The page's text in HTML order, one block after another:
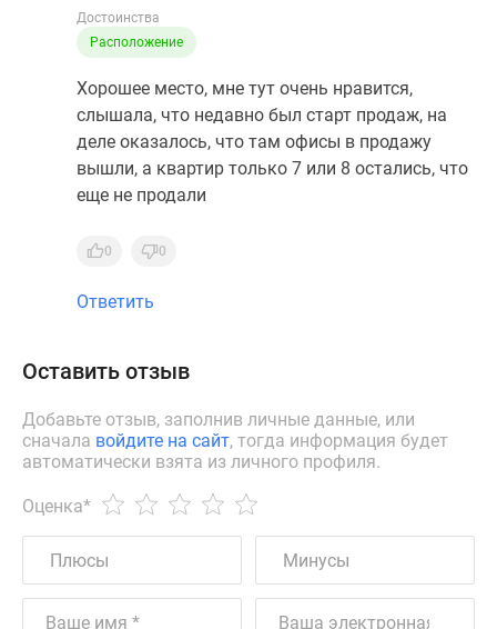
Достоинства
Расположение
Хорошее место, мне тут очень нравится,
слышала, что недавно был старт продаж, на
деле оказалось, что там офисы в продажу
вышли, а квартир только 7 или 8 остались, что
еще не продали
0 0
Ответить
Оставить отзыв
Добавьте отзыв, заполнив личные данные, или
сначала войдите на сайт, тогда информация будет
автоматически взята из личного профиля.
Оценка*